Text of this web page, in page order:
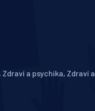
a psychika, Zdraví a